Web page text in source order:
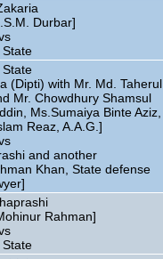
Durbar]
(Dipti) with Mr. Md. Taherul
Mr. Chowdhury Shamsul
Ms.Sumaiya Binte Aziz,
Reaz, A.A.G.]
and another
Khan, State defense
Rahman]